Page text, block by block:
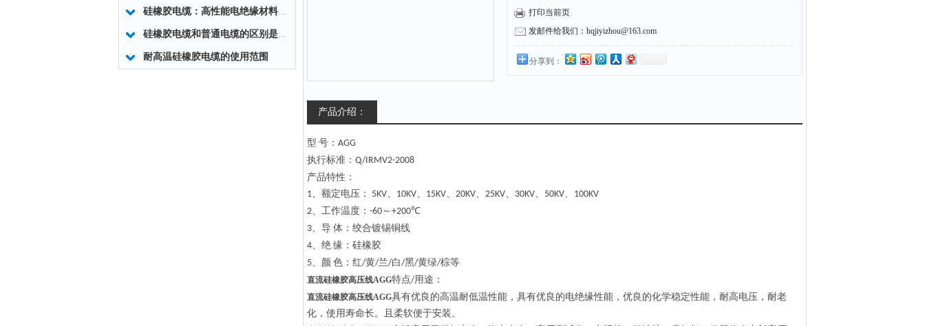
硅橡胶电缆：高性能电绝缘材料的的美好应用
硅橡胶电缆和普通电缆的区别是什么？为你揭晓答案！
耐高温硅橡胶电缆的使用范围
打印当前页
发邮件给我们：hqjiyizhou@163.com
分享到：
产品介绍：
型 号： AGG
执行标准： Q/IRMV2-2008
产品特性：
1、额定电压： 5KV、 10KV、 15KV、 20KV、 25KV、 30KV、 50KV、 100KV
2、工作温度： -60 ～ +200℃
3、导 体：绞合镀锡铜线
4、绝 缘：硅橡胶
5、颜 色：红/黄/兰/白/黑/黄绿/棕等
直流硅橡胶高压线AGG特点/用途：
直流硅橡胶高压线AGG具有优良的高温耐低温性能，具有优良的电绝缘性能，优良的化学稳定性能，耐高电压，耐老
化，使用寿命长。且柔软便于安装。